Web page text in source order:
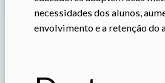
necessidades dos alunos,
envolvimento e a retenção do